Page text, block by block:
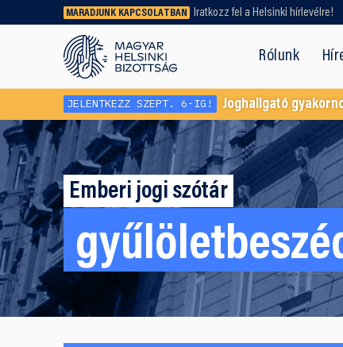
MARADJUNK KAPCSOLATBAN Iratkozz fel a Helsinki hírlevélre!
Rólunk
Régebbi tartalmat vagy
dokumentumot keresel? Használd a
keresőnket!
JELENTKEZZ SZEPT. 6-IG! Joghallgató
Emberi jogi szótár